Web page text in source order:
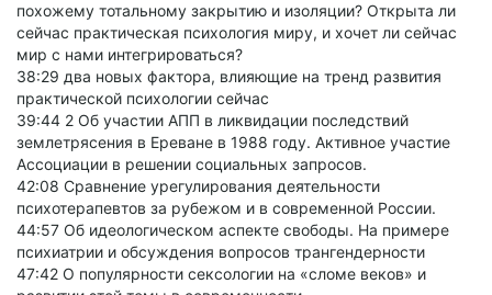
похожему тотальному закрытию и изоляции? Открыта ли
сейчас практическая психология миру, и хочет ли сейчас
мир с нами интегрироваться?
38:29 два новых фактора, влияющие на тренд развития
практической психологии сейчас
39:44 2 Об участии АПП в ликвидации последствий
землетрясения в Ереване в 1988 году. Активное участие
Ассоциации в решении социальных запросов.
42:08 Сравнение урегулирования деятельности
психотерапевтов за рубежом и в современной России.
44:57 Об идеологическом аспекте свободы. На примере
психиатрии и обсуждения вопросов трангендерности
47:42 О популярности сексологии на «сломе веков» и